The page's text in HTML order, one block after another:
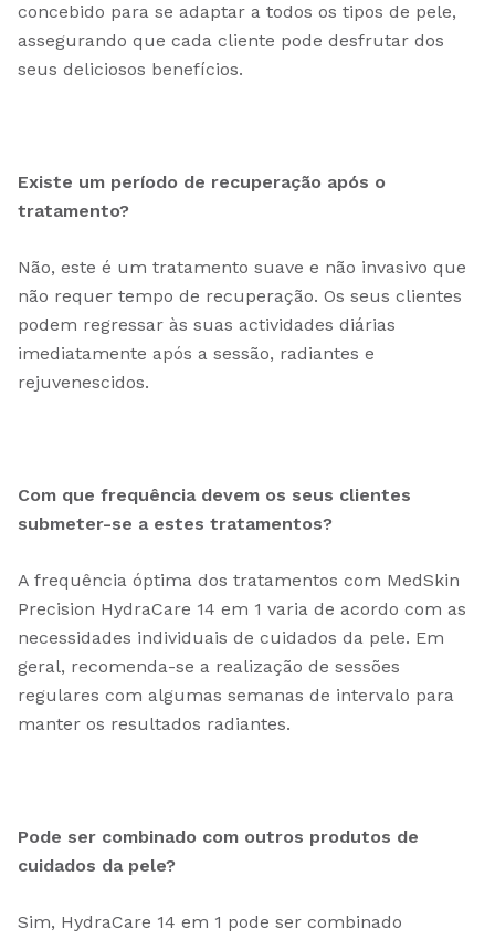
concebido para se adaptar a todos os tipos de pele,
assegurando que cada cliente pode desfrutar dos
seus deliciosos benefícios.
Existe um período de recuperação após o
tratamento?
Não, este é um tratamento suave e não invasivo que
não requer tempo de recuperação. Os seus clientes
podem regressar às suas actividades diárias
imediatamente após a sessão, radiantes e
rejuvenescidos.
Com que frequência devem os seus clientes
submeter-se a estes tratamentos?
A frequência óptima dos tratamentos com MedSkin
Precision HydraCare 14 em 1 varia de acordo com as
necessidades individuais de cuidados da pele. Em
geral, recomenda-se a realização de sessões
regulares com algumas semanas de intervalo para
manter os resultados radiantes.
Pode ser combinado com outros produtos de
cuidados da pele?
Sim, HydraCare 14 em 1 pode ser combinado